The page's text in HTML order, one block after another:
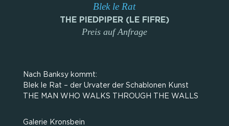
Blek le Rat
THE PIEDPIPER (LE FIFRE)
Preis auf Anfrage
Nach Banksy kommt:
Blek le Rat – der Urvater der Schablonen Kunst
THE MAN WHO WALKS THROUGH THE WALLS
Galerie Kronsbein